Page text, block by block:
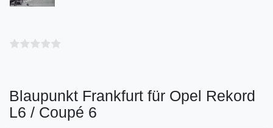
Blaupunkt Frankfurt für Opel Rekord
L6 / Coupé 6